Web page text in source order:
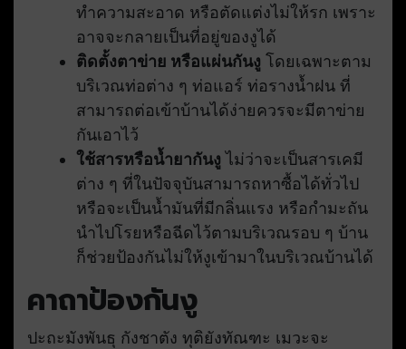
ทำความสะอาด หรือตัดแต่งไม่ให้รก เพราะ
อาจจะกลายเป็นที่อยู่ของงูได้
ติดตั้งตาข่าย หรือแผ่นกันงู โดยเฉพาะตาม
บริเวณท่อต่าง ๆ ท่อแอร์ ท่อรางน้ำฝน ที่
สามารถต่อเข้าบ้านได้ง่ายควรจะมีตาข่าย
กันเอาไว้
ใช้สารหรือน้ำยากันงู ไม่ว่าจะเป็นสารเคมี
ต่าง ๆ ที่ในปัจจุบันสามารถหาซื้อได้ทั่วไป
หรือจะเป็นน้ำมันที่มีกลิ่นแรง หรือกำมะถัน
นำไปโรยหรือฉีดไว้ตามบริเวณรอบ ๆ บ้าน
ก็ช่วยป้องกันไม่ให้งูเข้ามาในบริเวณบ้านได้
คาถาป้องกันงู
ปะถะมังพันธุ กังชาตัง ทุติยังทัณฑะ เมวะจะ